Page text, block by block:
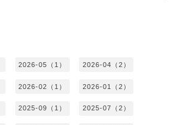
2026-05（1） 2026-04（2）
2026-02（1） 2026-01（2）
2025-09（1） 2025-07（2）